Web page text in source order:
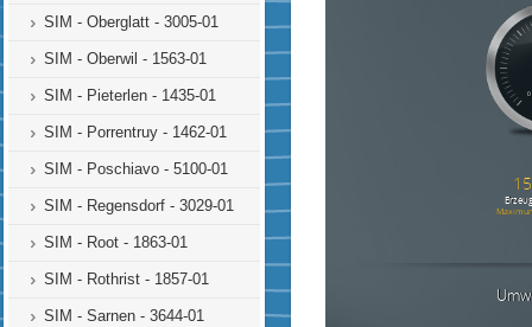
SIM - Oberglatt - 3005-01
SIM - Oberwil - 1563-01
SIM - Pieterlen - 1435-01
SIM - Porrentruy - 1462-01
SIM - Poschiavo - 5100-01
SIM - Regensdorf - 3029-01
SIM - Root - 1863-01
SIM - Rothrist - 1857-01
SIM - Sarnen - 3644-01